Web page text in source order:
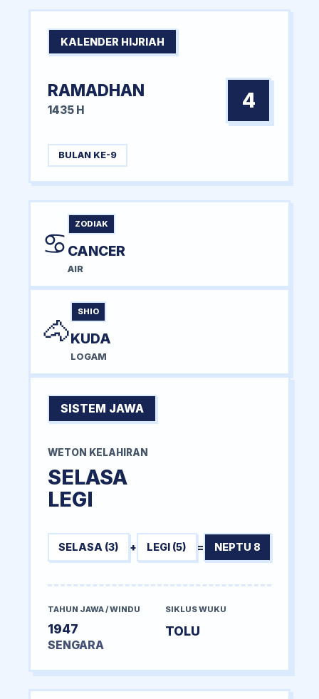
KALENDER HIJRIAH
RAMADHAN
1435 H 4
BULAN KE-9
♋
ZODIAK
CANCER
AIR
🐴
SHIO
KUDA
LOGAM
SISTEM JAWA
WETON KELAHIRAN
SELASA
LEGI
SELASA (3) + LEGI (5) = NEPTU 8
TAHUN JAWA / WINDU
1947
SENGARA
SIKLUS WUKU
TOLU